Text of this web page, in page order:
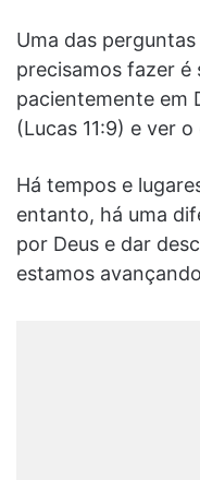
Uma das
precisamos fazer é
pacientemente em
(Lucas 11:9) e ver
Há tempos e
entanto, há uma
por Deus e dar
estamos